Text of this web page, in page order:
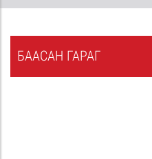
БААСАН ГАРАГ